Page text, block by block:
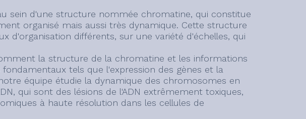
sein d'une structure nommée chromatine, qui constitue
organisé mais aussi très dynamique. Cette structure
d'organisation différents, sur une variété d'échelles, qui
la structure de la chromatine et les informations
tels que l'expression des gènes et la
équipe étudie la dynamique des chromosomes en
qui sont des lésions de l'ADN extrêmement toxiques,
à haute résolution dans les cellules de